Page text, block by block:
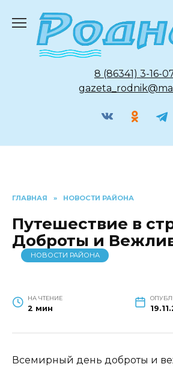
содержанию
8 (86341) 3-16-
ГЛАВНАЯ » НОВОСТИ РАЙОНА
Путешествие в
Доброты и
НОВОСТИ РАЙОНА
НА ЧТЕНИЕ
2 мин
Всемирный день доброты и